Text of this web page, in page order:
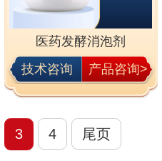
医药发酵消泡剂
技术咨询
产品咨询>
3 4 尾页